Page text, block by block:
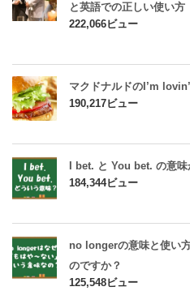
と英語での正しい使い方
222,066ビュー
マクドナルドのI’m
190,217ビュー
I bet. と You bet. の意
184,344ビュー
no longerの意味と使い
のですか？
125,548ビュー